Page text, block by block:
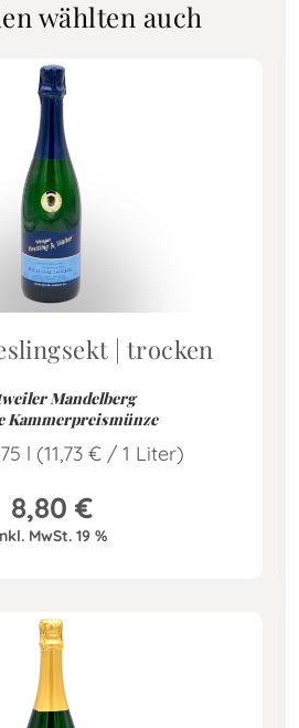
wählten auch
| trocken
Mandelberg
Kammerpreismünze
8,80 €
MwSt. 19 %
l (11,73 € / 1 Liter)